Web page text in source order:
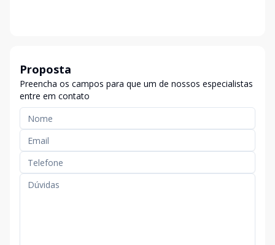
Proposta
Preencha os campos para que um de nossos especialistas
entre em contato